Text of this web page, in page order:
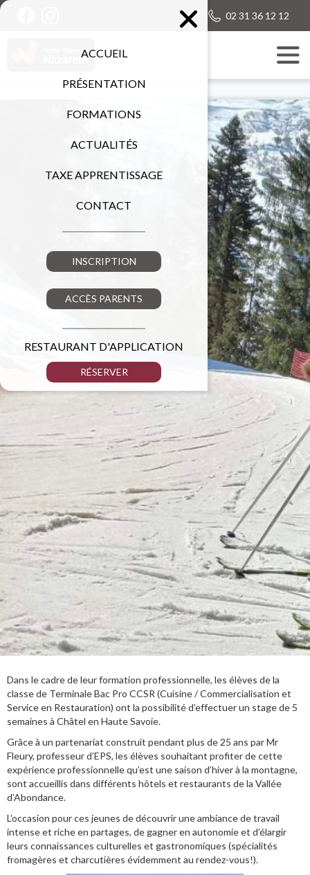
ACCUEIL
PRÉSENTATION
FORMATIONS
ACTUALITÉS
TAXE APPRENTISSAGE
CONTACT
INSCRIPTION
ACCÈS PARENTS
RESTAURANT D'APPLICATION
RÉSERVER
02 31 36 12 12
Dans le cadre de leur formation professionnelle, les élèves de la
classe de Terminale Bac Pro CCSR (Cuisine / Commercialisation et
Service en Restauration) ont la possibilité d’effectuer un stage de 5
semaines à Châtel en Haute Savoie.
Grâce à un partenariat construit pendant plus de 25 ans par Mr
Fleury, professeur d’EPS, les élèves souhaitant profiter de cette
expérience professionnelle qu’est une saison d’hiver à la montagne,
sont accueillis dans différents hôtels et restaurants de la Vallée
d’Abondance.
L’occasion pour ces jeunes de découvrir une ambiance de travail
intense et riche en partages, de gagner en autonomie et d’élargir
leurs connaissances culturelles et gastronomiques (spécialités
fromagères et charcutières évidemment au rendez-vous!).